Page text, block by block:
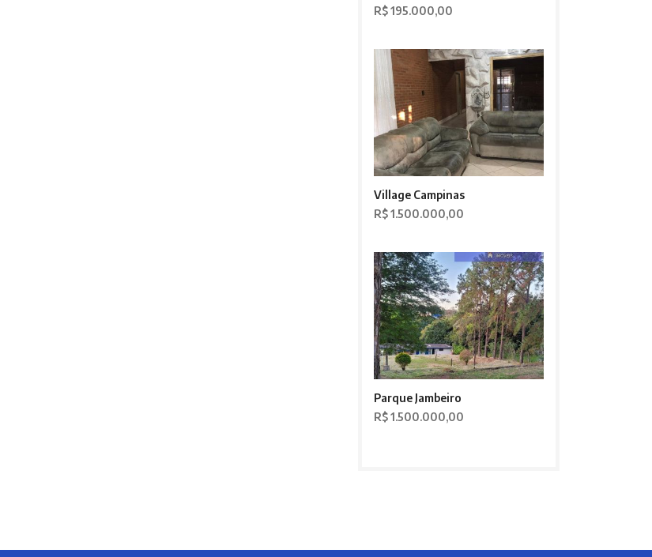
R$ 195.000,00
Village Campinas
R$ 1.500.000,00
Parque Jambeiro
R$ 1.500.000,00